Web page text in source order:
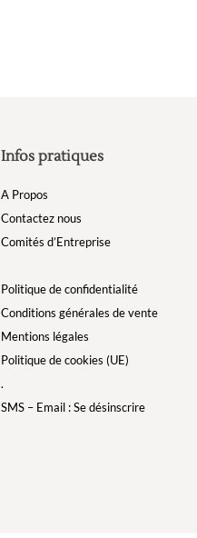
Infos pratiques
A Propos
Contactez nous
Comités d’Entreprise
Politique de confidentialité
Conditions générales de vente
Mentions légales
Politique de cookies (UE)
.
SMS – Email : Se désinscrire